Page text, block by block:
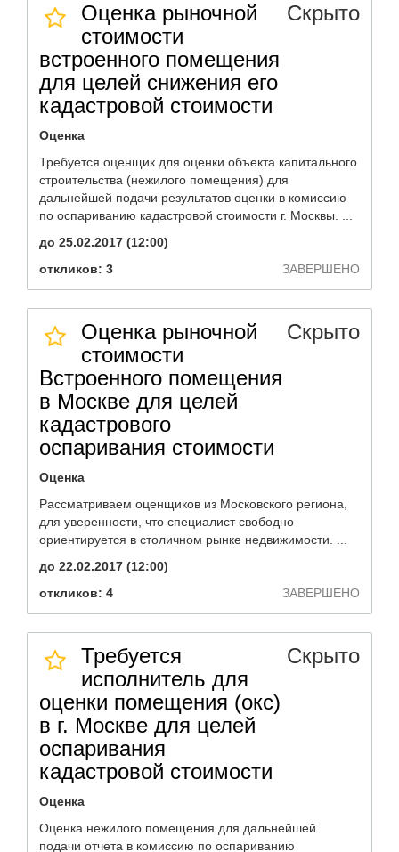
Оценка рыночной
стоимости
встроенного помещения
для целей снижения его
кадастровой стоимости
Скрыто
Оценка
Требуется оценщик для оценки объекта капитального
строительства (нежилого помещения) для
дальнейшей подачи результатов оценки в комиссию
по оспариванию кадастровой стоимости г. Москвы. ...
до 25.02.2017 (12:00)
откликов: 3
ЗАВЕРШЕНО
Оценка рыночной
стоимости
Встроенного помещения
в Москве для целей
кадастрового
оспаривания стоимости
Скрыто
Оценка
Рассматриваем оценщиков из Московского региона,
для уверенности, что специалист свободно
ориентируется в столичном рынке недвижимости. ...
до 22.02.2017 (12:00)
откликов: 4
ЗАВЕРШЕНО
Требуется
исполнитель для
оценки помещения (окс)
в г. Москве для целей
оспаривания
кадастровой стоимости
Скрыто
Оценка
Оценка нежилого помещения для дальнейшей
подачи отчета в комиссию по оспариванию